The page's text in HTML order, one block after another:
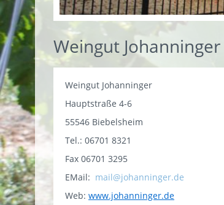
Weingut Johanninger
Weingut Johanninger
Hauptstraße 4-6
55546 Biebelsheim
Tel.: 06701 8321
Fax 06701 3295
EMail: mail@johanninger.de
Web: www.johanninger.de